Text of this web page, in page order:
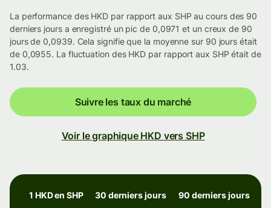
La performance des HKD par rapport aux SHP au cours des 90
derniers jours a enregistré un pic de 0,0971 et un creux de 90
jours de 0,0939. Cela signifie que la moyenne sur 90 jours était
de 0,0955. La fluctuation des HKD par rapport aux SHP était de
1.03.
Suivre les taux du marché
Voir le graphique HKD vers SHP
1 HKD en SHP 30 derniers jours 90 derniers jours